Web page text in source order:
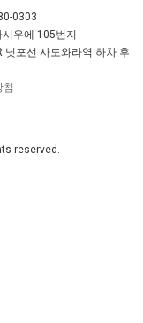
0303
우에 105번지
닛포선 사도와라역 하차 후
침
reserved.